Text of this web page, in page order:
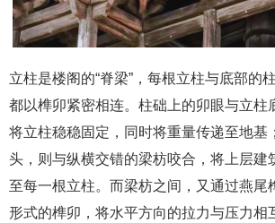
立柱是楼阁的“脊梁”，每根立柱与底部的
都以榫卯紧密相连。柱础上的卯眼与立柱
将立柱稳稳固定，同时将重量传递至地基
头，则与纵横交错的梁枋咬合，将上层建
至每一根立柱。而梁枋之间，又通过燕尾
形式的榫卯，将水平方向的拉力与压力相